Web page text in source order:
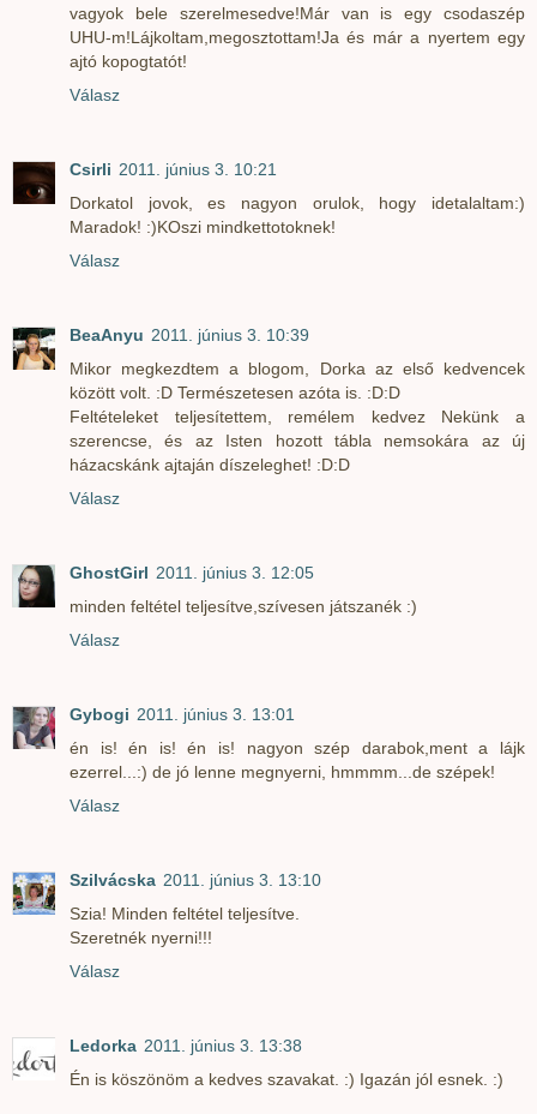
vagyok bele szerelmesedve!Már van is egy csodaszép
UHU-m!Lájkoltam,megosztottam!Ja és már a nyertem egy
ajtó kopogtatót!
Válasz
Csirli 2011. június 3. 10:21
Dorkatol jovok, es nagyon orulok, hogy idetalaltam:)
Maradok! :)KOszi mindkettotoknek!
Válasz
BeaAnyu 2011. június 3. 10:39
Mikor megkezdtem a blogom, Dorka az első kedvencek
között volt. :D Természetesen azóta is. :D:D
Feltételeket teljesítettem, remélem kedvez Nekünk a
szerencse, és az Isten hozott tábla nemsokára az új
házacskánk ajtaján díszeleghet! :D:D
Válasz
GhostGirl 2011. június 3. 12:05
minden feltétel teljesítve,szívesen játszanék :)
Válasz
Gybogi 2011. június 3. 13:01
én is! én is! én is! nagyon szép darabok,ment a lájk
ezerrel...:) de jó lenne megnyerni, hmmmm...de szépek!
Válasz
Szilvácska 2011. június 3. 13:10
Szia! Minden feltétel teljesítve.
Szeretnék nyerni!!!
Válasz
Ledorka 2011. június 3. 13:38
Én is köszönöm a kedves szavakat. :) Igazán jól esnek. :)